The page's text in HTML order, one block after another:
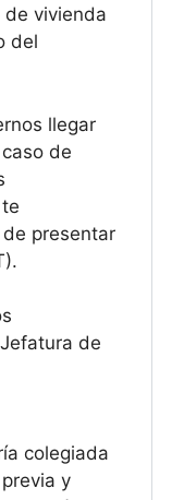
vivienda
del
llegar
de
presentar
de
colegiada
y